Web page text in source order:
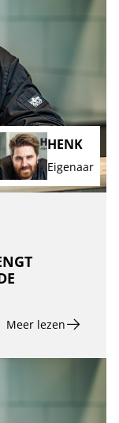
HENK
Eigenaar
Meer lezen